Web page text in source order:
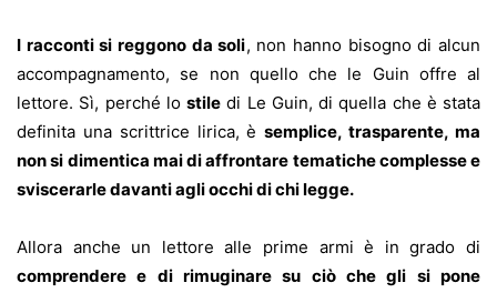
I racconti si reggono da soli, non hanno bisogno di alcun
accompagnamento, se non quello che le Guin offre al
lettore. Sì, perché lo stile di Le Guin, di quella che è stata
definita una scrittrice lirica, èsemplice, trasparente, ma
non si dimentica mai di affrontare tematiche complesse e
sviscerarle davanti agli occhi di chi legge.
Allora anche un lettore alle prime armi è in grado di
comprendere e di rimuginare su ciò che gli si pone